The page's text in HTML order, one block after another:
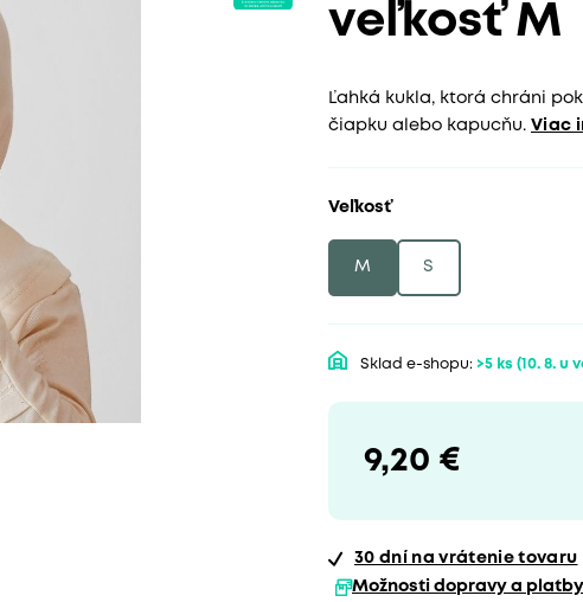
veľkosť M
Ľahká kukla, ktorá chráni
čiapku alebo kapucňu. Viac
Veľkosť
M S
Sklad e-shopu: >5 ks (10. 8. u
9,20 €
30 dní na vrátenie tovaru
Možnosti dopravy a platby